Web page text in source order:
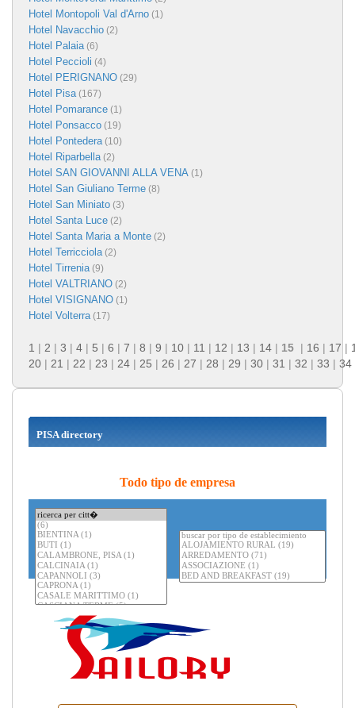
Hotel Montopoli Val d'Arno (1)
Hotel Navacchio (2)
Hotel Palaia (6)
Hotel Peccioli (4)
Hotel PERIGNANO (29)
Hotel Pisa (167)
Hotel Pomarance (1)
Hotel Ponsacco (19)
Hotel Pontedera (10)
Hotel Riparbella (2)
Hotel SAN GIOVANNI ALLA VENA (1)
Hotel San Giuliano Terme (8)
Hotel San Miniato (3)
Hotel Santa Luce (2)
Hotel Santa Maria a Monte (2)
Hotel Terricciola (2)
Hotel Tirrenia (9)
Hotel VALTRIANO (2)
Hotel VISIGNANO (1)
Hotel Volterra (17)
1 | 2 | 3 | 4 | 5 | 6 | 7 | 8 | 9 | 10 | 11 | 12 | 13 | 14 | 15 | 16 | 17 |
20 | 21 | 22 | 23 | 24 | 25 | 26 | 27 | 28 | 29 | 30 | 31 | 32 | 33 | 34
PISA directory
Todo tipo de empresa